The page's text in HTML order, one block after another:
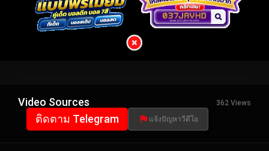
Video Sources 362 Views
ติดตาม Telegram แจ้งปัญหาวีดีโอ